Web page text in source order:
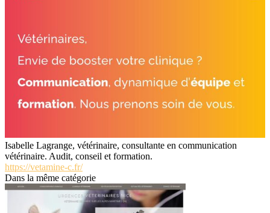
Isabelle Lagrange, vétérinaire, consultante en communication
vétérinaire. Audit, conseil et formation.
https://vetamine-c.fr/
Dans la même catégorie